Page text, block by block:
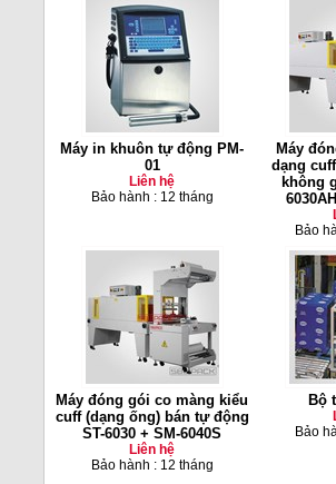
Máy in khuôn tự động PM-
01
Liên hệ
Bảo hành : 12 tháng
Máy
dạng
không
Bảo
Máy đóng gói co màng kiểu
cuff (dạng ống) bán tự động
ST-6030 + SM-6040S
Liên hệ
Bảo hành : 12 tháng
Bộ
Bảo